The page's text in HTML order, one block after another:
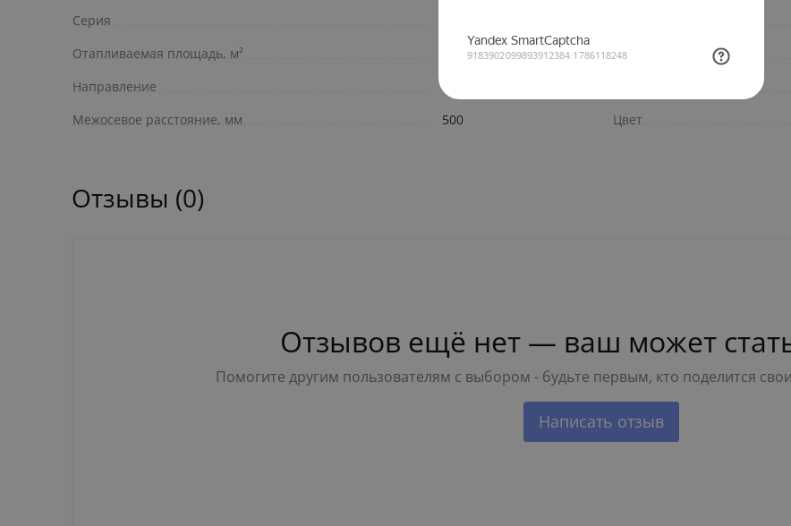
Серия
Отапливаемая площадь, м²
16.48
Направление
Отопление
Межосевое расстояние, мм
500
Бренд
Цвет
Отзывы (0)
Отзывов ещё нет — ваш может
Помогите другим пользователям с выбором - будьте первым, кто поделится
Написать отзыв